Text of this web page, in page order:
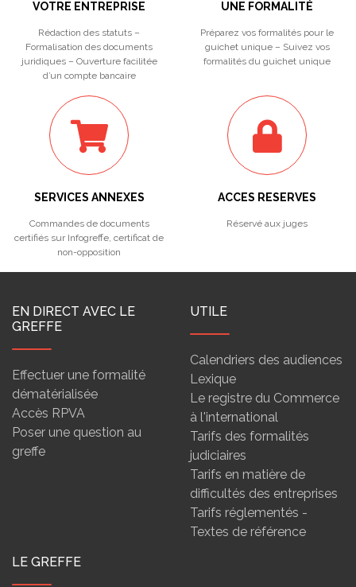
VOTRE ENTREPRISE
Rédaction des statuts –
Formalisation des documents
juridiques – Ouverture facilitée
d’un compte bancaire
UNE FORMALITÉ
Préparez vos formalités pour le
guichet unique – Suivez vos
formalités du guichet unique
SERVICES ANNEXES
Commandes de documents
certifiés sur Infogreffe, certificat de
non-opposition
ACCES RESERVES
Réservé aux juges
EN DIRECT AVEC LE
GREFFE
Effectuer une formalité
dématérialisée
Accès RPVA
Poser une question au
greffe
UTILE
Calendriers des audiences
Lexique
Le registre du Commerce
à l'international
Tarifs des formalités
judiciaires
Tarifs en matière de
difficultés des entreprises
Tarifs réglementés -
Textes de référence
LE GREFFE